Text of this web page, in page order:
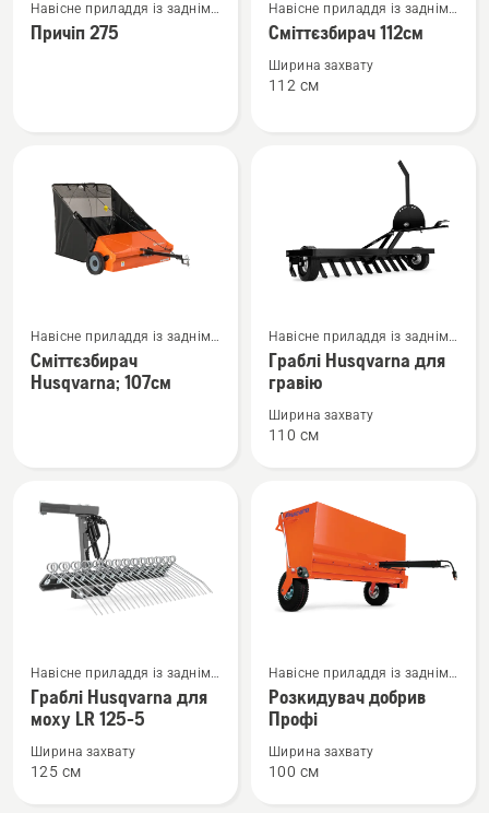
більше
деталей
Навісне приладдя із заднім
кріпленням
Причіп 275
більше
деталей
про
Сміттєзбирач
Навісне приладдя із заднім
кріпленням
Сміттєзбирач 112см
Ширина захвату
112 см
більше
деталей
Навісне приладдя із заднім
кріпленням
Сміттєзбирач
Husqvarna; 107см
більше
деталей
про
Граблі
гравію
Навісне приладдя із заднім
кріпленням
Граблі Husqvarna для
гравію
Ширина захвату
110 см
більше
деталей
Граблі
Навісне приладдя із заднім
кріпленням для
фронтальних косарок із
сидінням оператора
Граблі Husqvarna для
моху LR 125-5
Ширина захвату
125 см
більше
деталей
про
Розкидувач
Навісне приладдя із заднім
кріпленням
Розкидувач добрив
Профі
Ширина захвату
100 см